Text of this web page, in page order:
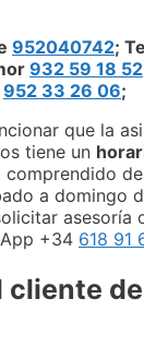
952040742;
932 59 18 52
952 33 26 06;
que la
tiene un
comprendido
a domingo
asesoría
+34 618 91